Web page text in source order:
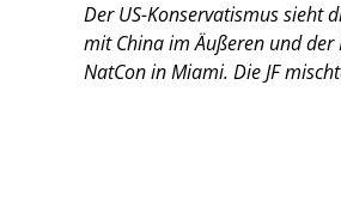
Der US-Konservatismus sieht
mit China im Äußeren und
NatCon in Miami. Die JF